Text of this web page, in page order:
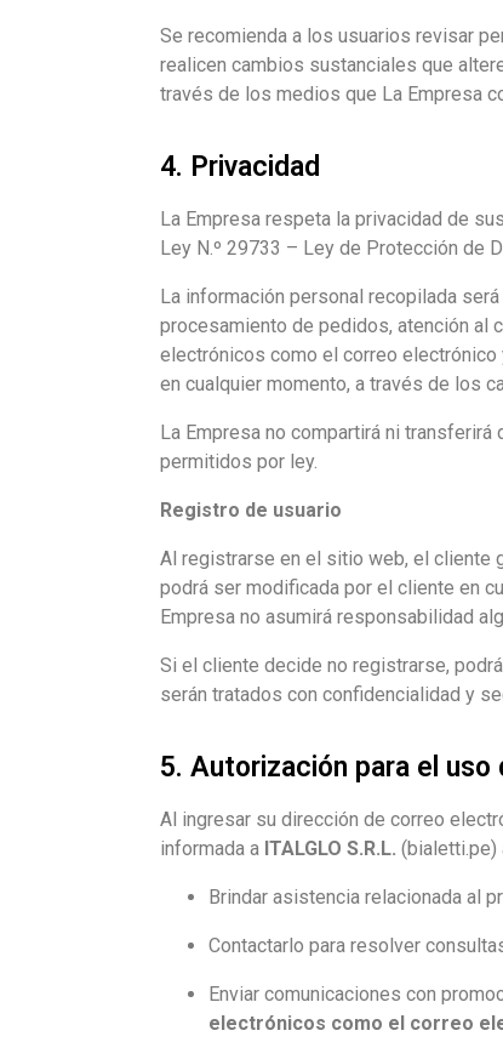
Se recomienda a los usuarios revisar
realicen cambios sustanciales que
través de los medios que La Empresa
4. Privacidad
La Empresa respeta la privacidad de
Ley N.º 29733 – Ley de Protección de
La información personal recopilada
procesamiento de pedidos, atención al
electrónicos como el correo electrónico
en cualquier momento, a través de los
La Empresa no compartirá ni
permitidos por ley.
Registro de usuario
Al registrarse en el sitio web, el cliente
podrá ser modificada por el cliente en
Empresa no asumirá responsabilidad
Si el cliente decide no registrarse,
serán tratados con confidencialidad y
5. Autorización para el
Al ingresar su dirección de correo
informada a ITALGLO S.R.L. (bialetti.pe)
Brindar asistencia relacionada al
Contactarlo para resolver
Enviar comunicaciones con
electrónicos como el correo